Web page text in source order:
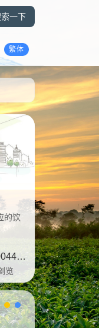
一下
繁体
的饮
10004401
览